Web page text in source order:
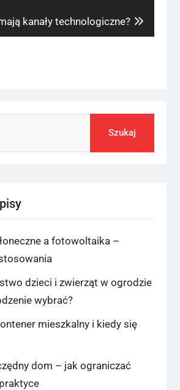
kanały technologiczne?
a fotowoltaika –
dzieci i zwierząt w ogrodzie
wybrać?
mieszkalny i kiedy się
dom – jak ograniczać